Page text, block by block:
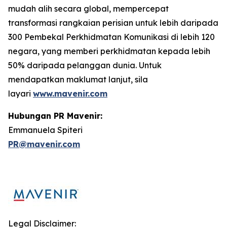
mudah alih secara global, mempercepat
transformasi rangkaian perisian untuk lebih daripada
300 Pembekal Perkhidmatan Komunikasi di lebih 120
negara, yang memberi perkhidmatan kepada lebih
50% daripada pelanggan dunia. Untuk
mendapatkan maklumat lanjut, sila
layari www.mavenir.com
Hubungan PR Mavenir:
Emmanuela Spiteri
PR@mavenir.com
Legal Disclaimer: